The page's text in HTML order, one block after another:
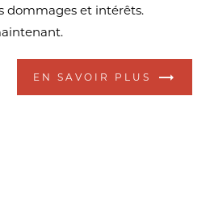
dommages et intérêts.
EN SAVOIR PLUS